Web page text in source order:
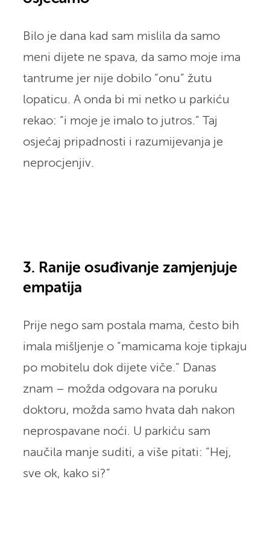
Bilo je dana kad sam mislila da samo
meni dijete ne spava, da samo moje ima
tantrume jer nije dobilo “onu” žutu
lopaticu. A onda bi mi netko u parkiću
rekao: “i moje je imalo to jutros.” Taj
osjećaj pripadnosti i razumijevanja je
neprocjenjiv.
3. Ranije osuđivanje zamjenjuje
empatija
Prije nego sam postala mama, često bih
imala mišljenje o “mamicama koje tipkaju
po mobitelu dok dijete viče.” Danas
znam – možda odgovara na poruku
doktoru, možda samo hvata dah nakon
neprospavane noći. U parkiću sam
naučila manje suditi, a više pitati: “Hej,
sve ok, kako si?”